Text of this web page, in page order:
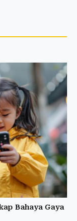
Bahaya Gaya